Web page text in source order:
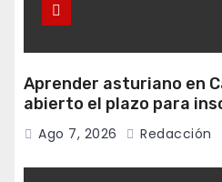
Aprender asturiano en
abierto el plazo para
programa Falamos
Ago 7, 2026 Redacción